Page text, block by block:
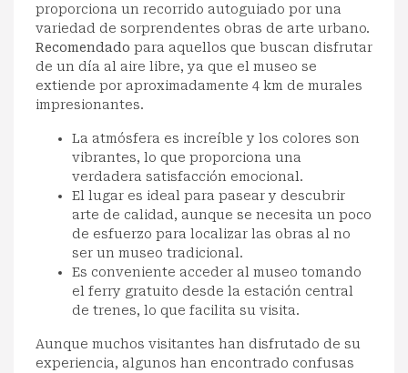
proporciona un recorrido autoguiado por una
variedad de sorprendentes obras de arte urbano.
Recomendado para aquellos que buscan disfrutar
de un día al aire libre, ya que el museo se
extiende por aproximadamente 4 km de murales
impresionantes.
La atmósfera es increíble y los colores son
vibrantes, lo que proporciona una
verdadera satisfacción emocional.
El lugar es ideal para pasear y descubrir
arte de calidad, aunque se necesita un poco
de esfuerzo para localizar las obras al no
ser un museo tradicional.
Es conveniente acceder al museo tomando
el ferry gratuito desde la estación central
de trenes, lo que facilita su visita.
Aunque muchos visitantes han disfrutado de su
experiencia, algunos han encontrado confusas